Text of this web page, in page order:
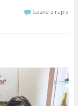
Leave a reply